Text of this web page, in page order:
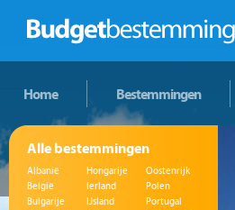
Home Bestemmingen
Alle bestemmingen
Albanië
België
Bulgarije
Hongarije
Ierland
IJsland
Oostenrijk
Polen
Portugal